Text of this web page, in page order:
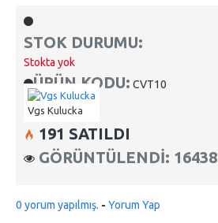
STOK DURUMU:
Stokta yok
ÜRÜN KODU: CVT10
Vgs Kulucka
191 SATILDI
GÖRÜNTÜLENDI: 16438
0 yorum yapılmış. - Yorum Yap